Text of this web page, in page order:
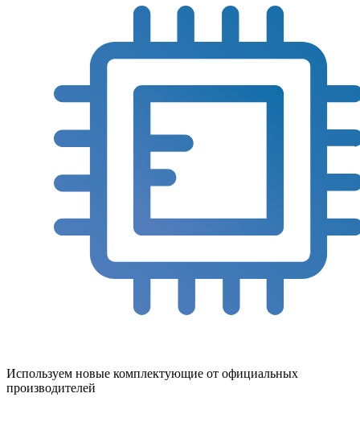
Используем новые комплектующие от официальных
производителей